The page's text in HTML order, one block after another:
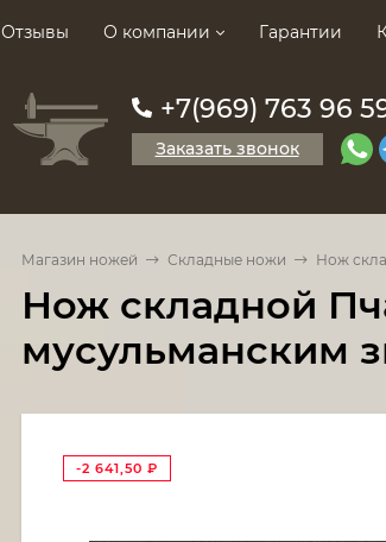
Отзывы О компании Гарантии
+7(969) 763 96
Заказать звонок
Магазин ножей Складные ножи Нож
Нож складной
мусульманским
-2 641,50 ₽